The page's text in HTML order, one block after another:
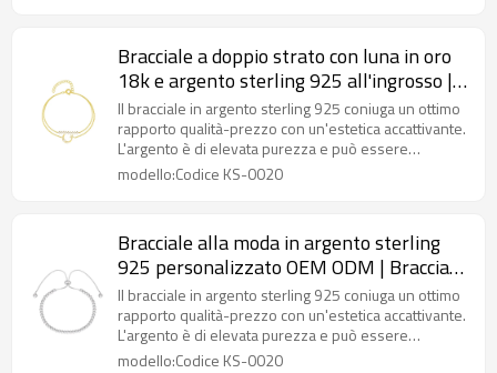
Bracciale a doppio strato con luna in oro
18k e argento sterling 925 all'ingrosso |
Bracciale di alta gioielleria con zirconi
raffinati ed eleganti per donna
Il bracciale in argento sterling 925 coniuga un ottimo
rapporto qualità-prezzo con un'estetica accattivante.
L'argento è di elevata purezza e può essere
personalizzato nel design.
modello:Codice KS-0020
Bracciale alla moda in argento sterling
925 personalizzato OEM ODM | Bracciale
da donna con temperamento semplice,
accessori in argento
Il bracciale in argento sterling 925 coniuga un ottimo
rapporto qualità-prezzo con un'estetica accattivante.
L'argento è di elevata purezza e può essere
personalizzato nel design.
modello:Codice KS-0020